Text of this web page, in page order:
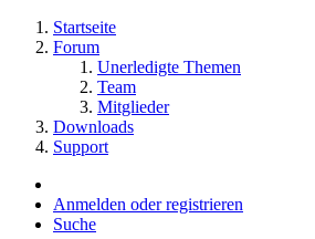
Startseite
Forum
Unerledigte Themen
Team
Mitglieder
Downloads
Support
Anmelden oder registrieren
Suche